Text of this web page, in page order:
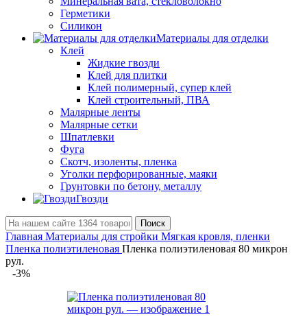
Герметики
Силикон
Материалы для отделки
Клей
Жидкие гвозди
Клей для плитки
Клей полимерный, супер клей
Клей строительный, ПВА
Малярные ленты
Малярные сетки
Шпатлевки
Фуга
Скотч, изоленты, пленка
Уголки перфорированные, маяки
Грунтовки по бетону, металлу
Гвозди
Поиск
Главная Материалы для стройки Мягкая кровля, пленки
Пленка полиэтиленовая Пленка полиэтиленовая 80 микрон
рул.
-3%